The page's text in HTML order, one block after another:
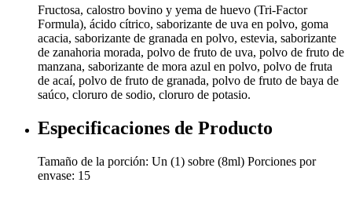
Fructosa, calostro bovino y yema de huevo (Tri-Factor
Formula), ácido cítrico, saborizante de uva en polvo, goma
acacia, saborizante de granada en polvo, estevia, saborizante
de zanahoria morada, polvo de fruto de uva, polvo de fruto de
manzana, saborizante de mora azul en polvo, polvo de fruta
de acaí, polvo de fruto de granada, polvo de fruto de baya de
saúco, cloruro de sodio, cloruro de potasio.
Especificaciones de Producto
Tamaño de la porción: Un (1) sobre (8ml) Porciones por
envase: 15